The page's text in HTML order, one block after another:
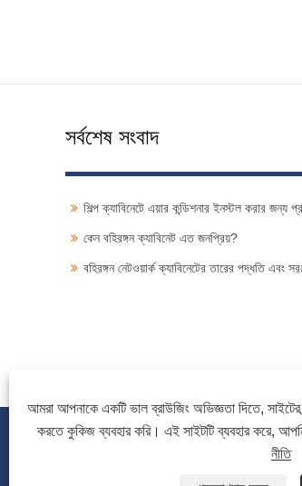
সর্বশেষ সংবাদ
শিল্প ক্যাবিনেটে এয়ার কন্ডিশনার ইনস্টল করার জন্য
কেন বহিরঙ্গন ক্যাবিনেট এত জনপ্রিয়?
বহিরঙ্গন নেটওয়ার্ক ক্যাবিনেটের তারের পদ্ধতি এবং
আমরা আপনাকে একটি ভাল ব্রাউজিং অভিজ্ঞতা দিতে,
করতে কুকিজ ব্যবহার করি। এই সাইটটি ব্যবহার করে,
নীতি